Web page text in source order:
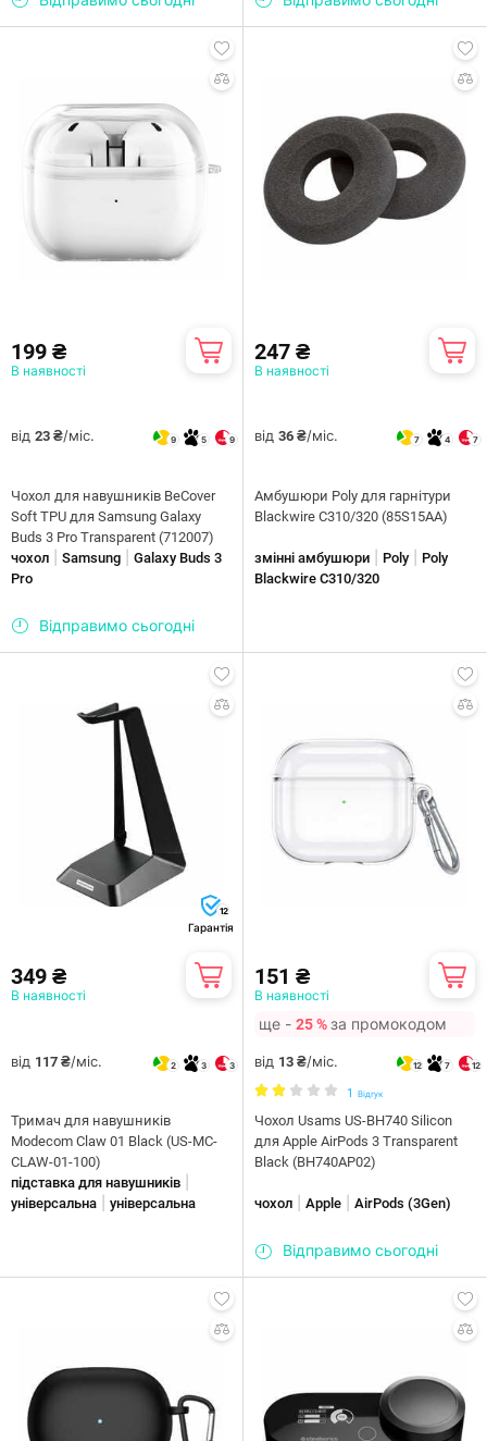
199 ₴
В наявності
від 23 ₴/міс. 9 5 9
Чохол для навушників BeCover
Soft TPU для Samsung Galaxy
Buds 3 Pro Transparent (712007)
чохол
Samsung
Galaxy Buds 3
Pro
Відправимо сьогодні
247 ₴
В наявності
від 36 ₴/міс. 7 4 7
Амбушюри Poly для гарнітури
Blackwire C310/320 (85S15AA)
змінні амбушюри Poly
Poly
Blackwire C310/320
12
Гарантія
349 ₴
В наявності
від 117 ₴/міс. 2 3 3
Тримач для навушників
Modecom Claw 01 Black (US-MC-
CLAW-01-100)
підставка для навушників
універсальна універсальна
151 ₴
В наявності
ще - 25 %за промокодом
від 13 ₴/міс. 12 7 12
1 Відгук
Чохол Usams US-BH740 Silicon
для Apple AirPods 3 Transparent
Black (BH740AP02)
чохол Apple AirPods (3Gen)
Відправимо сьогодні